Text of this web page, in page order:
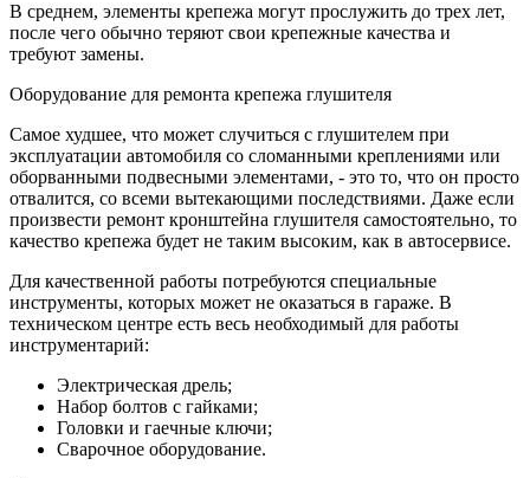
В среднем, элементы крепежа могут прослужить до трех лет,
после чего обычно теряют свои крепежные качества и
требуют замены.
Оборудование для ремонта крепежа глушителя
Самое худшее, что может случиться с глушителем при
эксплуатации автомобиля со сломанными креплениями или
оборванными подвесными элементами, - это то, что он просто
отвалится, со всеми вытекающими последствиями. Даже если
произвести ремонт кронштейна глушителя самостоятельно, то
качество крепежа будет не таким высоким, как в автосервисе.
Для качественной работы потребуются специальные
инструменты, которых может не оказаться в гараже. В
техническом центре есть весь необходимый для работы
инструментарий:
Электрическая дрель;
Набор болтов с гайками;
Головки и гаечные ключи;
Сварочное оборудование.